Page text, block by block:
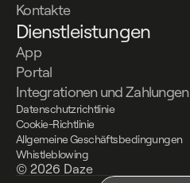
Kontakte
Dienstleistungen
App
Portal
Integrationen und Zahlungen
© 2026 Daze
Datenschutzrichtlinie
Cookie-Richtlinie
Allgemeine Geschäftsbedingungen
Whistleblowing